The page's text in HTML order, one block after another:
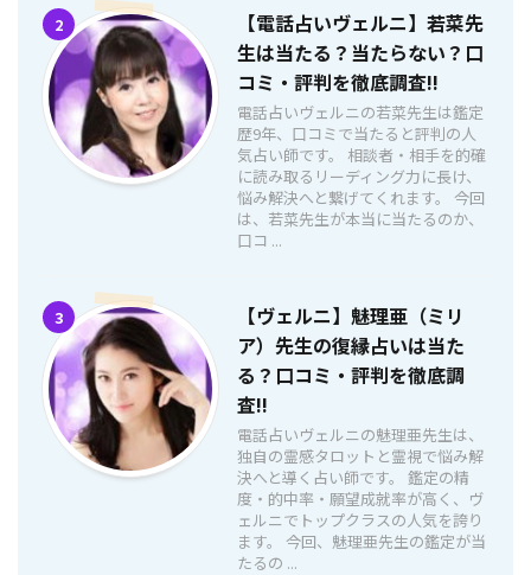
2
【電話占いヴェルニ】若菜先
生は当たる？当たらない？口
コミ・評判を徹底調査!!
電話占いヴェルニの若菜先生は鑑定
歴9年、口コミで当たると評判の人
気占い師です。 相談者・相手を的確
に読み取るリーディング力に長け、
悩み解決へと繋げてくれます。 今回
は、若菜先生が本当に当たるのか、
口コ ...
3
【ヴェルニ】魅理亜（ミリ
ア）先生の復縁占いは当た
る？口コミ・評判を徹底調
査!!
電話占いヴェルニの魅理亜先生は、
独自の霊感タロットと霊視で悩み解
決へと導く占い師です。 鑑定の精
度・的中率・願望成就率が高く、ヴ
ェルニでトップクラスの人気を誇り
ます。 今回、魅理亜先生の鑑定が当
たるの ...